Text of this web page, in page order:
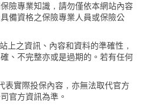
險專業知識，請勿僅依本網站內容
備資格之保險專業人員或保險公
上之資訊、內容和資料的準確性，
、不完整亦或是過期的。若有任何
表實際投保內容，亦無法取代官方
官方資訊為準。